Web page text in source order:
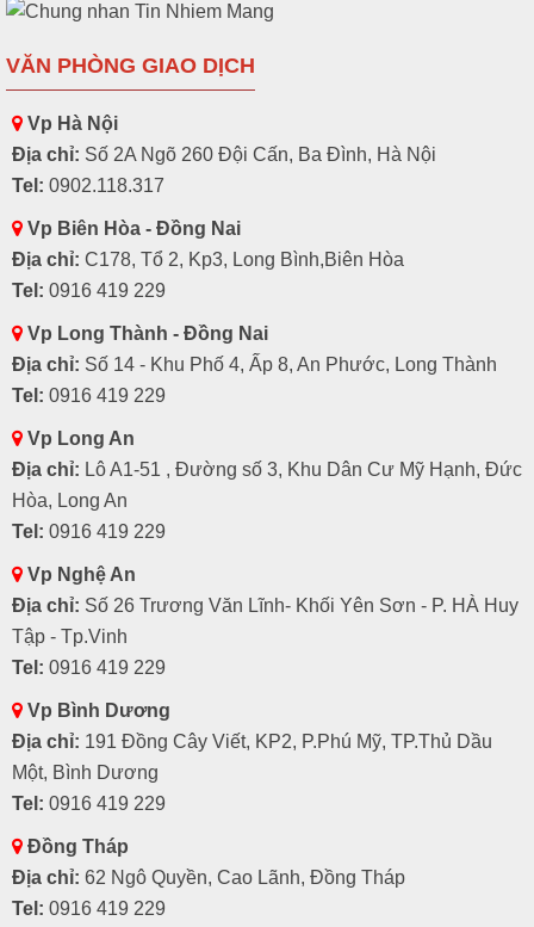
VĂN PHÒNG GIAO DỊCH
Vp Hà Nội
Địa chỉ: Số 2A Ngõ 260 Đội Cấn, Ba Đình, Hà Nội
Tel: 0902.118.317
Vp Biên Hòa - Đồng Nai
Địa chỉ: C178, Tổ 2, Kp3, Long Bình,Biên Hòa
Tel: 0916 419 229
Vp Long Thành - Đồng Nai
Địa chỉ: Số 14 - Khu Phố 4, Ấp 8, An Phước, Long Thành
Tel: 0916 419 229
Vp Long An
Địa chỉ: Lô A1-51 , Đường số 3, Khu Dân Cư Mỹ Hạnh, Đức
Hòa, Long An
Tel: 0916 419 229
Vp Nghệ An
Địa chỉ: Số 26 Trương Văn Lĩnh- Khối Yên Sơn - P. HÀ Huy
Tập - Tp.Vinh
Tel: 0916 419 229
Vp Bình Dương
Địa chỉ: 191 Đồng Cây Viết, KP2, P.Phú Mỹ, TP.Thủ Dầu
Một, Bình Dương
Tel: 0916 419 229
Đồng Tháp
Địa chỉ: 62 Ngô Quyền, Cao Lãnh, Đồng Tháp
Tel: 0916 419 229